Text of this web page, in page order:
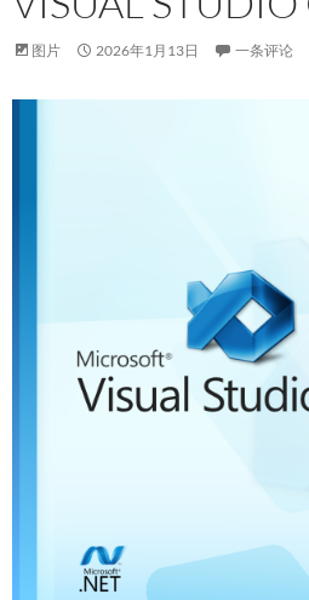
图片 2026年1月13日 一条评论